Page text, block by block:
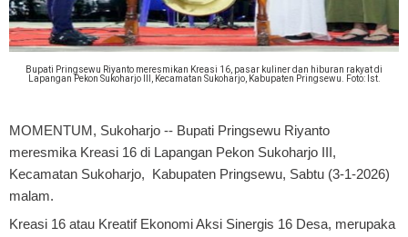
Bupati Pringsewu Riyanto meresmikan Kreasi 16, pasar kuliner dan hiburan rakyat di
Lapangan Pekon Sukoharjo III, Kecamatan Sukoharjo, Kabupaten Pringsewu. Foto: Ist.
MOMENTUM, Sukoharjo -- Bupati Pringsewu Riyanto
meresmika Kreasi 16 di Lapangan Pekon Sukoharjo III,
Kecamatan Sukoharjo, Kabupaten Pringsewu, Sabtu (3-1-2026)
malam.
Kreasi 16 atau Kreatif Ekonomi Aksi Sinergis 16 Desa, merupaka